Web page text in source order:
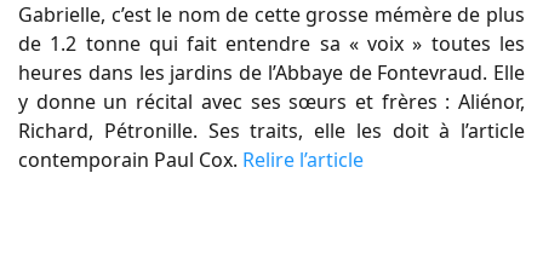
Gabrielle, c’est le nom de cette grosse mémère de plus
de 1.2 tonne qui fait entendre sa « voix » toutes les
heures dans les jardins de l’Abbaye de Fontevraud. Elle
y donne un récital avec ses sœurs et frères : Aliénor,
Richard, Pétronille. Ses traits, elle les doit à l’article
contemporain Paul Cox. Relire l’article